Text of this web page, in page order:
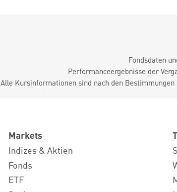
Fondsdaten
Performanceergebnisse der
Alle Kursinformationen sind nach den
Markets
Indizes & Aktien
Fonds
ETF